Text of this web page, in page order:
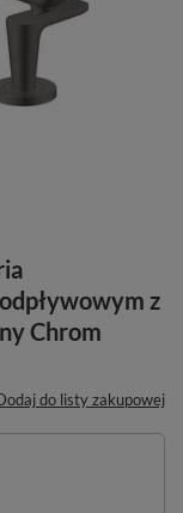
z
Chrom
do listy zakupowej